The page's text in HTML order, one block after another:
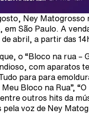
Ney
em São Paulo. A
abril, a partir das
o “Bloco na rua –
com aparatos
para para
Bloco na Rua”, “O
entre outros hits da
pela voz de Ney